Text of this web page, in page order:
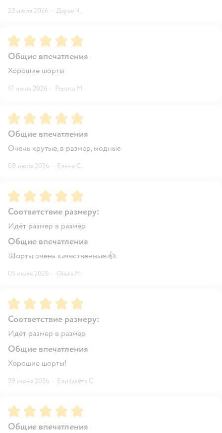
23 июля 2026 · Дарья Ч.
Рейтинг:5
Общие впечатления
Хорошие шорты
17 июля 2026 · Рената М.
Рейтинг:5
Общие впечатления
Очень крутые, в размер, модные
08 июля 2026 · Елена С.
Рейтинг:5
Соответствие размеру:
Идёт размер в размер
Общие впечатления
Шорты очень качественные 👍
05 июля 2026 · Ольга М.
Рейтинг:5
Соответствие размеру:
Идёт размер в размер
Общие впечатления
Хорошие шорты!
29 июня 2026 · Елизавета С.
Рейтинг:5
Общие впечатления